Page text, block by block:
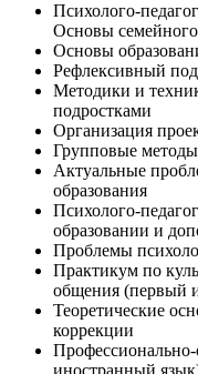
Психолого-
Основы семейного
Основы
Рефлексивный
Методики и
подростками
Организация
Групповые
Актуальные
образования
Психолого-
образовании и
Проблемы
Практикум по
общения (первый
Теоретические
коррекции